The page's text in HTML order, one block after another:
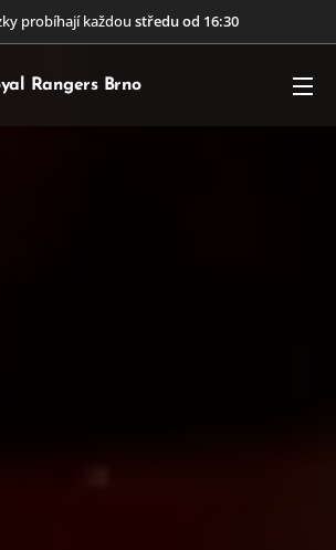
probíhají každou středu od 16:30
Rangers Brno